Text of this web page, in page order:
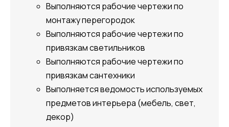
Выполняются рабочие чертежи по
монтажу перегородок
Выполняются рабочие чертежи по
привязкам светильников
Выполняются рабочие чертежи по
привязкам сантехники
Выполняется ведомость используемых
предметов интерьера (мебель, свет,
декор)